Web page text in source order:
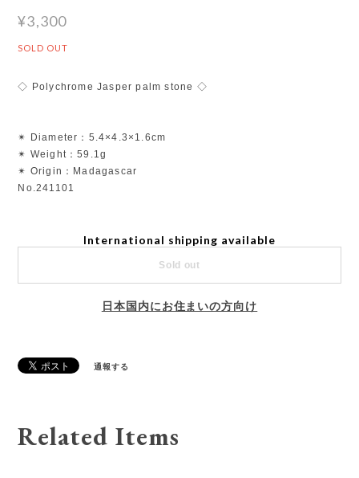
¥3,300
SOLD OUT
◇ Polychrome Jasper palm stone ◇
✴︎ Diameter：5.4×4.3×1.6cm
✴︎ Weight：59.1g
✴︎ Origin：Madagascar
No.241101
International shipping available
Sold out
日本国内にお住まいの方向け
通報する
Related Items